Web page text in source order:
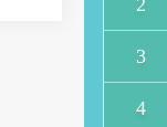
2
3
4